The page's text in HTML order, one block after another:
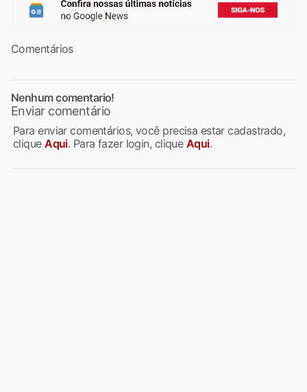
Comentários
Nenhum comentario!
Enviar comentário
Para enviar comentários, você precisa estar cadastrado,
cliqueAqui. Para fazer login, clique Aqui.